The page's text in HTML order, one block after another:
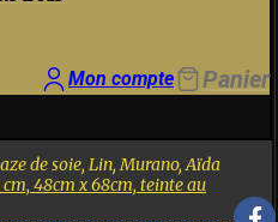
Mon compte Panier
de soie, Lin, Murano, Aïda
48cm x 68cm, teinte au